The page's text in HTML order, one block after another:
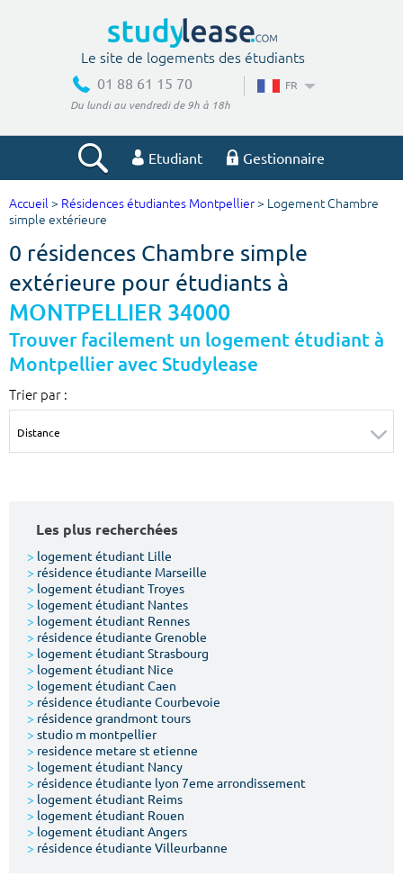
Le site de logements des étudiants
01 88 61 15 70
Du lundi au vendredi de 9h à 18h
FR
Etudiant Gestionnaire
Votre recherche
Ville, école
Budget min
€
Budget max
m² m²
Votre date d'entrée
Chercher
Accueil > Résidences étudiantes Montpellier > Logement Chambre
simple extérieure
0 résidences Chambre simple
extérieure pour étudiants à
MONTPELLIER 34000
Trouver facilement un logement étudiant à
Montpellier avec Studylease
Trier par :
Les plus recherchées
> logement étudiant Lille
> résidence étudiante Marseille
> logement étudiant Troyes
> logement étudiant Nantes
> logement étudiant Rennes
> résidence étudiante Grenoble
> logement étudiant Strasbourg
> logement étudiant Nice
> logement étudiant Caen
> résidence étudiante Courbevoie
> résidence grandmont tours
> studio m montpellier
> residence metare st etienne
> logement étudiant Nancy
> résidence étudiante lyon 7eme arrondissement
> logement étudiant Reims
> logement étudiant Rouen
> logement étudiant Angers
> résidence étudiante Villeurbanne